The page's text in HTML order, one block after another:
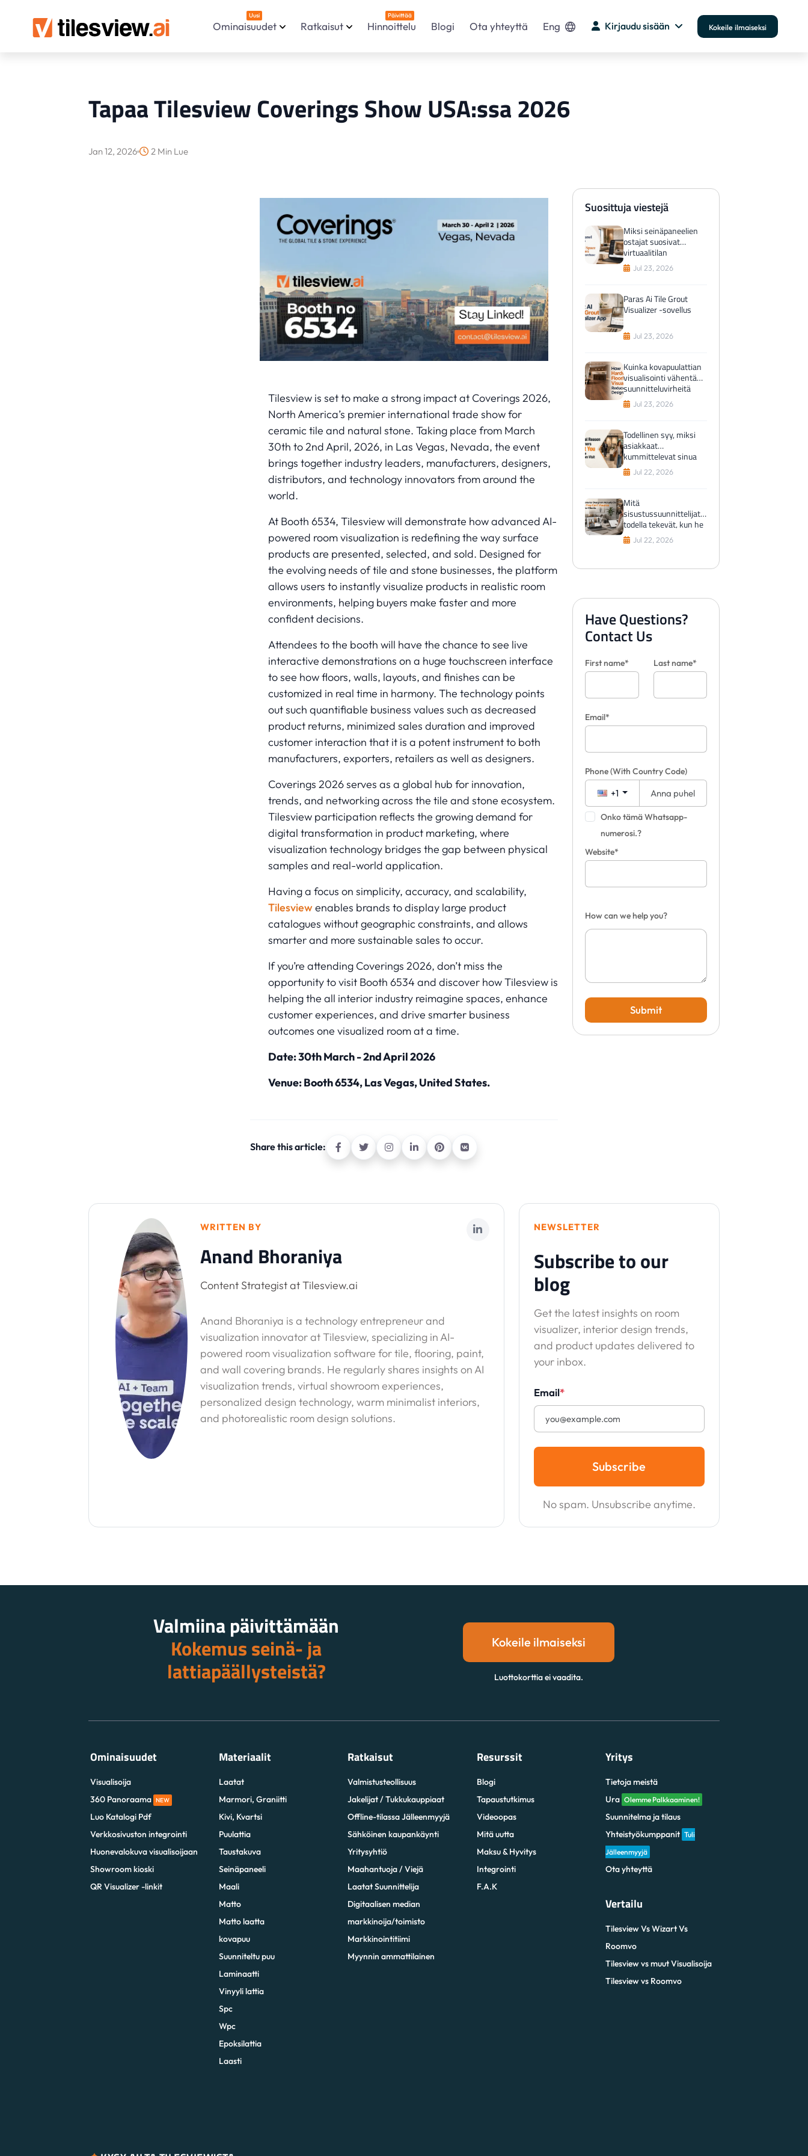
Ominaisuudet
Uusi
Ratkaisut Hinnoittelu
Päivittää
Blogi Ota yhteyttä Eng Kirjaudu sisään Kokeile ilmaiseksi
Tapaa Tilesview Coverings Show USA:ssa 2026
Jan 12, 2026 2 Min Lue
Suosittuja viestejä
Miksi seinäpaneelien
ostajat suosivat
virtuaalitilan
esikatselua ennen
ostoaJul 23, 2026
Paras Ai Tile Grout
Visualizer -sovellus
Jul 23, 2026
Kuinka kovapuulattian
visualisointi vähentää
suunnitteluvirheitä
Jul 23, 2026
Todellinen syy, miksi
asiakkaat
kummittelevat sinua
showroom-käynnin
jälkeenJul 22, 2026
Mitä
sisustussuunnittelijat
todella tekevät, kun he
eivät pysty
visualisoimaan laattoja
Jul 22, 2026
Have Questions?
Contact Us
First name* Last name*
Email*
Phone(With Country Code)
+1
Onko tämä Whatsapp-
numerosi.?
Website*
How can we help you?
Submit
Tilesview is set to make a strong impact at Coverings 2026,
North America’s premier international trade show for
ceramic tile and natural stone. Taking place from March
30th to 2nd April, 2026, in Las Vegas, Nevada, the event
brings together industry leaders, manufacturers, designers,
distributors, and technology innovators from around the
world.
At Booth 6534, Tilesview will demonstrate how advanced AI-
powered room visualization is redefining the way surface
products are presented, selected, and sold. Designed for
the evolving needs of tile and stone businesses, the platform
allows users to instantly visualize products in realistic room
environments, helping buyers make faster and more
confident decisions.
Attendees to the booth will have the chance to see live
interactive demonstrations on a huge touchscreen interface
to see how floors, walls, layouts, and finishes can be
customized in real time in harmony. The technology points
out such quantifiable business values such as decreased
product returns, minimized sales duration and improved
customer interaction that it is a potent instrument to both
manufacturers, exporters, retailers as well as designers.
Coverings 2026 serves as a global hub for innovation,
trends, and networking across the tile and stone ecosystem.
Tilesview participation reflects the growing demand for
digital transformation in product marketing, where
visualization technology bridges the gap between physical
samples and real-world application.
Having a focus on simplicity, accuracy, and scalability,
Tilesviewenables brands to display large product
catalogues without geographic constraints, and allows
smarter and more sustainable sales to occur.
If you’re attending Coverings 2026, don’t miss the
opportunity to visit Booth 6534 and discover how Tilesview is
helping the all interior industry reimagine spaces, enhance
customer experiences, and drive smarter business
outcomes one visualized room at a time.
Date: 30th March - 2nd April 2026
Venue: Booth 6534, Las Vegas, United States.
Share this article:
WRITTEN BY
Anand Bhoraniya
Content Strategist at Tilesview.ai
Anand Bhoraniya is a technology entrepreneur and
visualization innovator at Tilesview, specializing in AI-
powered room visualization software for tile, flooring, paint,
and wall covering brands. He regularly shares insights on AI
visualization trends, virtual showroom experiences,
personalized design technology, warm minimalist interiors,
and photorealistic room design solutions.
NEWSLETTER
Subscribe to our
blog
Get the latest insights on room
visualizer, interior design trends,
and product updates delivered to
your inbox.
Email*
Subscribe
No spam. Unsubscribe anytime.
Valmiina päivittämään
Kokemus seinä- ja
lattiapäällysteistä?
Kokeile ilmaiseksi
Luottokorttia ei vaadita.
Ominaisuudet
Visualisoija
360 Panoraama NEW
Luo Katalogi Pdf
Verkkosivuston integrointi
Huonevalokuva visualisoijaan
Showroom kioski
QR Visualizer -linkit
Materiaalit
Laatat
Marmori, Graniitti
Kivi, Kvartsi
Puulattia
Taustakuva
Seinäpaneeli
Maali
Matto
Matto laatta
kovapuu
Suunniteltu puu
Laminaatti
Vinyyli lattia
Spc
Wpc
Epoksilattia
Laasti
Ratkaisut
Valmistusteollisuus
Jakelijat / Tukkukauppiaat
Offline-tilassa Jälleenmyyjä
Sähköinen kaupankäynti
Yritysyhtiö
Maahantuoja / Viejä
Laatat Suunnittelija
Digitaalisen median
markkinoija/toimisto
Markkinointitiimi
Myynnin ammattilainen
Resurssit
Blogi
Tapaustutkimus
Videoopas
Mitä uutta
Maksu & Hyvitys
Integrointi
F.A.K
Yritys
Tietoja meistä
Ura Olemme Palkkaaminen!
Suunnitelma ja tilaus
Yhteistyökumppanit Tuli
Jälleenmyyjä
Ota yhteyttä
Vertailu
Tilesview Vs Wizart Vs
Roomvo
Tilesview vs muut Visualisoija
Tilesview vs Roomvo